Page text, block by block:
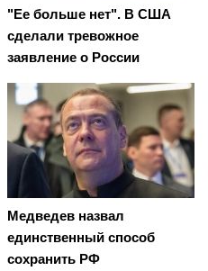
"Ее больше нет". В США
сделали тревожное
заявление о России
Медведев назвал
единственный способ
сохранить РФ